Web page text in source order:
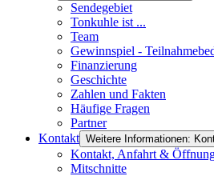
Sendegebiet
Tonkuhle ist ...
Team
Gewinnspiel -
Finanzierung
Geschichte
Zahlen und Fakten
Häufige Fragen
Partner
Kontakt Weitere Informationen:
Kontakt, Anfahrt &
Mitschnitte